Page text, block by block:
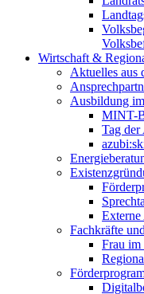
Wirtschaft &
Aktuelles aus
Ausbildung
MINT-
Tag
Externe
Fachkräfte
Frau